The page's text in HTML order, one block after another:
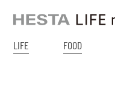
LIFE FOOD